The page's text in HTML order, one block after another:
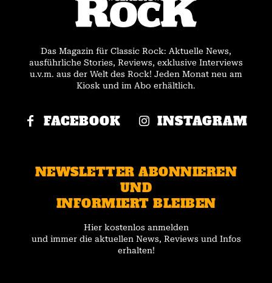
Das Magazin für Classic Rock: Aktuelle News,
ausführliche Stories, Reviews, exklusive Interviews
u.v.m. aus der Welt des Rock! Jeden Monat neu am
Kiosk und im Abo erhältlich.
FACEBOOK INSTAGRAM
NEWSLETTER ABONNIEREN
UND
INFORMIERT BLEIBEN
Hier kostenlos anmelden
und immer die aktuellen News, Reviews und Infos
erhalten!